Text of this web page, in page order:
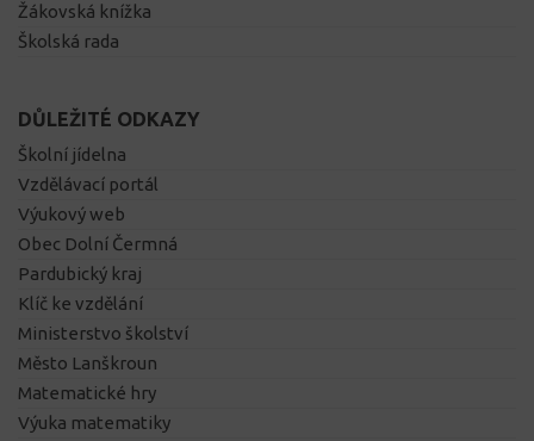
Žákovská knížka
Školská rada
DŮLEŽITÉ ODKAZY
Školní jídelna
Vzdělávací portál
Výukový web
Obec Dolní Čermná
Pardubický kraj
Klíč ke vzdělání
Ministerstvo školství
Město Lanškroun
Matematické hry
Výuka matematiky